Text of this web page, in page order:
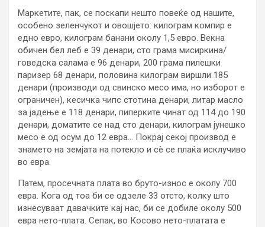
Маркетите, пак, се поскапи нешто повеќе од нашите,
особено зеленчукот и овошјето: килограм компир е
едно евро, килограм банани околу 1,5 евро. Векна
обичен бел леб е 39 денари, сто грама мисиркина/
говедска салама е 96 денари, 200 грама пилешки
паризер 68 денари, половина килограм виршли 185
денари (производи од свинско месо има, но изборот е
ограничен), кесичка чипс стотина денари, литар масло
за јадење е 118 денари, пиперките чинат од 114 до 190
денари, доматите се над сто денари, килограм јунешко
месо е од осум до 12 евра… Покрај секој производ е
знамето на земјата на потекло и сè се плаќа исклучиво
во евра.
Патем, просечната плата во бруто-износ е околу 700
евра. Кога од тоа би се одзеле 33 отсто, колку што
изнесуваат давачките кај нас, би се добиле околу 500
евра нето-плата. Сепак, во Косово нето-платата е